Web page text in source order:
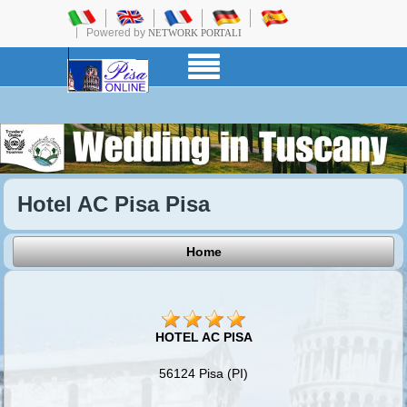
Powered by NETWORK PORTALI
Hotel AC Pisa Pisa
Home
HOTEL AC PISA
56124 Pisa (PI)